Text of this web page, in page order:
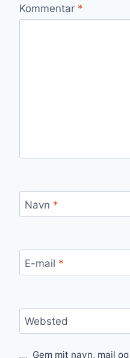
Kommentar *
Navn *
E-mail *
Websted
Gem mit navn, mail